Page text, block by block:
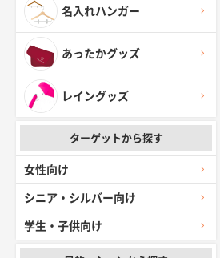
名入れハンガー
あったかグッズ
レイングッズ
ターゲットから探す
女性向け
シニア・シルバー向け
学生・子供向け